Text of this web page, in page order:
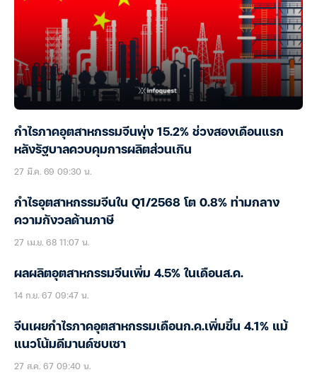
กำไรภาคอุตสาหกรรมจีนพุ่ง 15.2% ช่วงสองเดือนแรก
หลังรัฐบาลควบคุมการผลิตส่วนเกิน
27 มี.ค. 69 09:30 น.
กำไรอุตสาหกรรมจีนใน Q1/2568 โต 0.8% ท่ามกลาง
ความกังวลด้านภาษี
27 เม.ย. 68 11:07 น.
ผลผลิตอุตสาหกรรมจีนเพิ่ม 4.5% ในเดือนส.ค.
14 ก.ย. 67 09:47 น.
จีนเผยกำไรภาคอุตสาหกรรมเดือนก.ค.เพิ่มขึ้น 4.1% แม้
แนวโน้มดีมานด์ซบเซา
27 ส.ค. 67 09:40 น.